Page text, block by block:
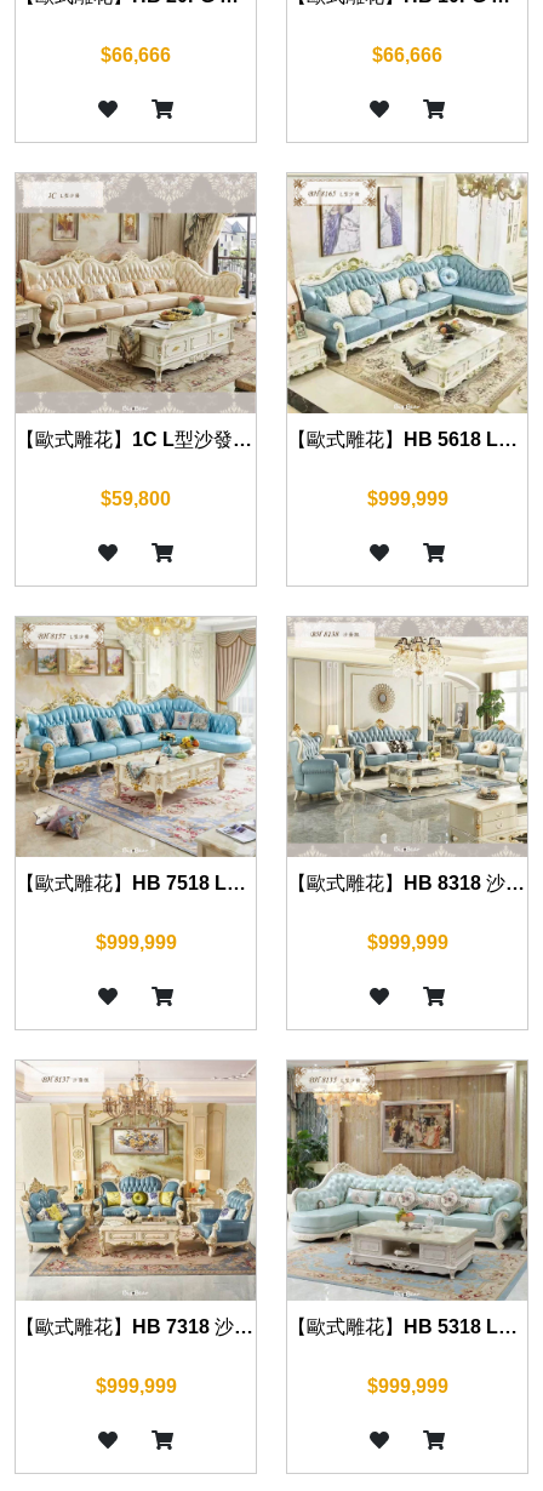
$66,666 $66,666
【歐式雕花】1C L型沙發組(珍珠白)
$59,800
【歐式雕花】HB 5618 L型沙發組(珍珠白)
$999,999
【歐式雕花】HB 7518 L型沙發組(珍珠白)
$999,999
【歐式雕花】HB 8318 沙發組(珍珠白)
$999,999
【歐式雕花】HB 7318 沙發組(珍珠白)
$999,999
【歐式雕花】HB 5318 L型沙發組(珍珠白)
$999,999